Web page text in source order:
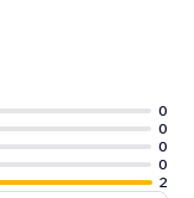
0
0
0
0
2